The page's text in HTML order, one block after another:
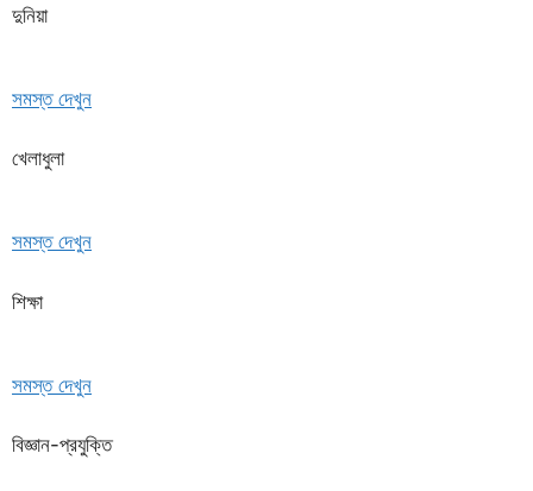
দুনিয়া
সমস্ত দেখুন
খেলাধুলা
সমস্ত দেখুন
শিক্ষা
সমস্ত দেখুন
বিজ্ঞান-প্রযুক্তি